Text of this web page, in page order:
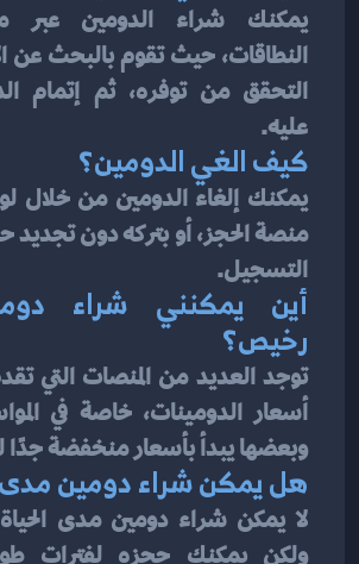
عليه.
كيف الغي الدومين؟
التسجيل.
رخيص؟
وبعضها يبدأ بأسعار منخفضة جدًا
هل يمكن شراء دومين مدى